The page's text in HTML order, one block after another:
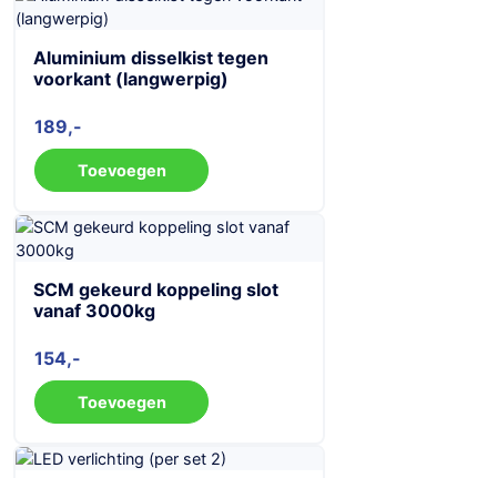
Aluminium disselkist tegen
voorkant (langwerpig)
189
Toevoegen
SCM gekeurd koppeling slot
vanaf 3000kg
154
Toevoegen